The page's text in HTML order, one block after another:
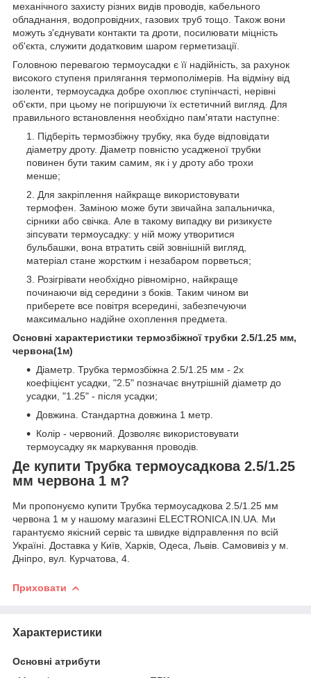
механічного захисту різних видів проводів, кабельного
обладнання, водопровідних, газових труб тощо. Також вони
можуть з'єднувати контакти та дроти, посилювати міцність
об'єкта, служити додатковим шаром герметизації.
Головною перевагою термоусадки є її надійність, за рахунок
високого ступеня прилягання термополімерів. На відміну від
ізоленти, термоусадка добре охоплює ступінчасті, нерівні
об'єкти, при цьому не погіршуючи їх естетичний вигляд. Для
правильного встановлення необхідно пам'ятати наступне:
Підберіть термозбіжну трубку, яка буде відповідати
діаметру дроту. Діаметр повністю усадженої трубки
повинен бути таким самим, як і у дроту або трохи
менше;
Для закріплення найкраще використовувати
термофен. Заміною може бути звичайна запальничка,
сірники або свічка. Але в такому випадку ви ризикуєте
зіпсувати термоусадку: у ній можу утворитися
бульбашки, вона втратить свій зовнішній вигляд,
матеріал стане жорстким і незабаром порветься;
Розігрівати необхідно рівномірно, найкраще
починаючи від середини з боків. Таким чином ви
приберете все повітря всередині, забезпечуючи
максимально надійне охоплення предмета.
Основні характеристики термозбіжної трубки 2.5/1.25 мм,
червона(1м)
Діаметр. Трубка термозбіжна 2.5/1.25 мм - 2х
коефіцієнт усадки, "2.5" позначає внутрішній діаметр до
усадки, "1.25" - після усадки;
Довжина. Стандартна довжина 1 метр.
Колір - червоний. Дозволяє використовувати
термоусадку як маркування проводів.
Де купити Трубка термоусадкова 2.5/1.25
мм червона 1 м?
Ми пропонуємо купити Трубка термоусадкова 2.5/1.25 мм
червона 1 м у нашому магазині ELECTRONICA.IN.UA. Ми
гарантуємо якісний сервіс та швидке відправлення по всій
Україні. Доставка у Київ, Харків, Одеса, Львів. Самовивіз у м.
Дніпро, вул. Курчатова, 4.
Приховати
Характеристики
Основні атрибути